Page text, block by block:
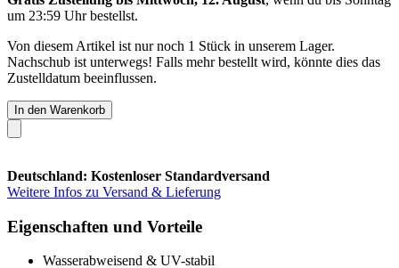
um 23:59 Uhrbestellst.
Von diesem Artikel ist nur noch 1 Stück in unserem Lager.
Nachschub ist unterwegs! Falls mehr bestellt wird, könnte dies das
Zustelldatum beeinflussen.
In den Warenkorb
Deutschland: Kostenloser Standardversand
Weitere Infos zu Versand & Lieferung
Eigenschaften und Vorteile
Wasserabweisend & UV-stabil